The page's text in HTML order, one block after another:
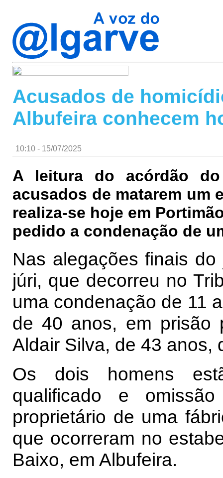
Acusados de
Albufeira conhecem
10:10 - 15/07/2025
A leitura do acórdão
acusados de matarem um
realiza-se hoje em
pedido a condenação de
Nas alegações finais
júri, que decorreu no
uma condenação de 11
de 40 anos, em prisão
Aldair Silva, de 43 anos,
Os dois homens
qualificado e
proprietário de uma
que ocorreram no
Baixo, em Albufeira.